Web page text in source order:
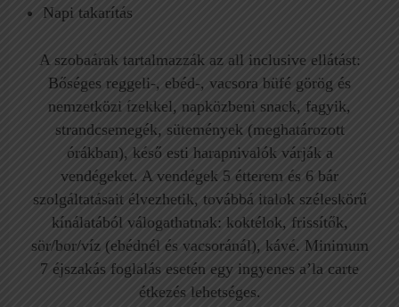
Napi takarítás
A szobaárak tartalmazzák az all inclusive ellátást:
Bőséges reggeli-, ebéd-, vacsora büfé görög és
nemzetközi ízekkel, napközbeni snack, fagyik,
strandcsemegék, sütemények (meghatározott
órákban), késő esti harapnivalók várják a
vendégeket. A vendégek 5 étterem és 6 bár
szolgáltatásait élvezhetik, továbbá italok széleskörű
kínálatából válogathatnak: koktélok, frissítők,
sör/bor/víz (ebédnél és vacsoránál), kávé. Minimum
7 éjszakás foglalás esetén egy ingyenes a’la carte
étkezés lehetséges.